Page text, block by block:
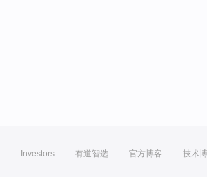
Investors 有道智选 官方博客 技术